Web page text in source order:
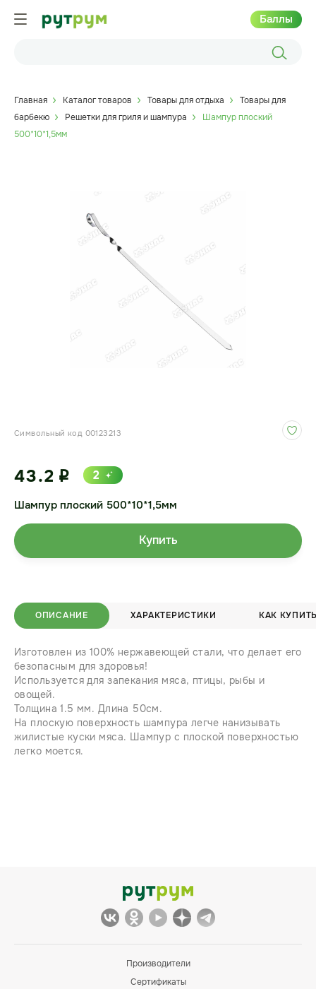
Баллы
Главная Каталог товаров Товары для отдыха
Товары для
барбекю
Решетки для гриля и шампура
Шампур плоский
500*10*1,5мм
ОПИСАНИЕ ХАРАКТЕРИСТИКИ КАК
Изготовлен из 100% нержавеющей стали, что делает его
безопасным для здоровья!
Используется для запекания мяса, птицы, рыбы и
овощей.
Толщина 1.5 мм. Длина 50см.
На плоскую поверхность шампура легче нанизывать
жилистые куски мяса. Шампур с плоской поверхностью
легко моется.
Символьный код 00123213
Шампур плоский 500*10*1,5мм
43.2 i 2
Купить
Производители
Сертификаты